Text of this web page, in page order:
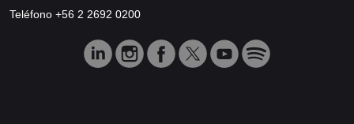
Teléfono +56 2 2692 0200